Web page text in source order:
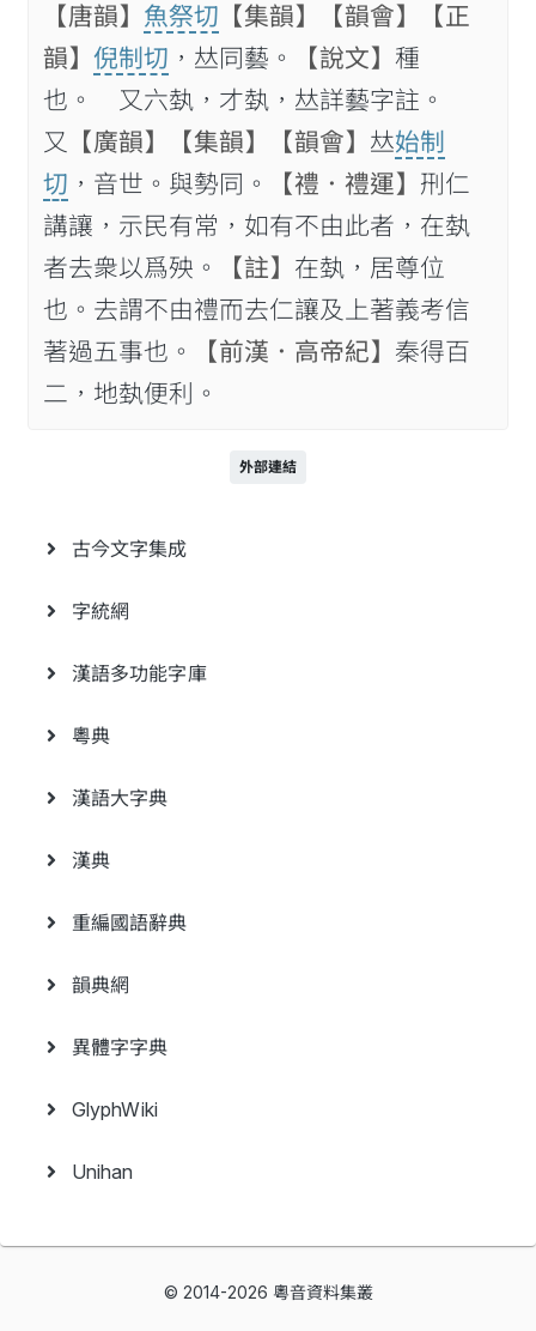
【唐韻】 魚祭切 【集韻】 【韻會】
【正
韻】 倪制切 ，𠀤同藝。 【說文】 種
也。 又六埶，才埶，𠀤詳藝字註。
又
【廣韻】 【集韻】 【韻會】 𠀤始制
切 ，音世。與勢同。 【禮．禮運】 𠛬仁
講讓，示民有常，如有不由此者，在埶
者去衆以爲殃。
【註】 在埶，居尊位
也。去謂不由禮而去仁讓及上著義考信
著過五事也。
【前漢．高帝紀】 秦得百
二，地埶便利。
外部連結
古今文字集成
字統網
漢語多功能字庫
粵典
漢語大字典
漢典
重編國語辭典
韻典網
異體字字典
GlyphWiki
Unihan
© 2014-2026 粵音資料集叢